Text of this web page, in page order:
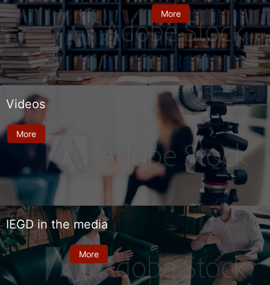
More
Videos
More
IEGD in the media
More